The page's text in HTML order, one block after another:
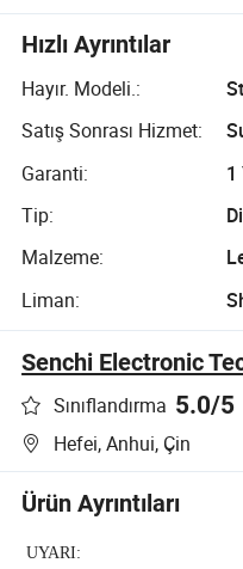
Cla Gla Amg
Modifikasyon
Otomobil Yarış
OEM/ODM
Hızlı Ayrıntılar
Hayır. Modeli.:
Satış Sonrası Hizmet:
Garanti:
1
Tip:
Malzeme:
Liman:
Senchi Electronic
Sınıflandırma 5.0/5
Hefei, Anhui, Çin
Ürün Ayrıntıları
UYARI: